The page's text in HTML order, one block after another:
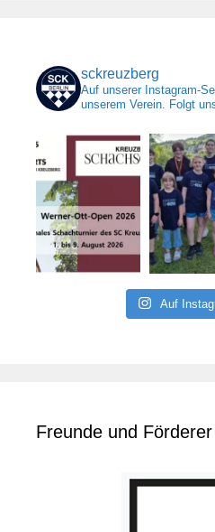
sckreuzberg
Auf unserer Instagram-
unserem Verein. Folgt
Auf
Freunde und Förderer